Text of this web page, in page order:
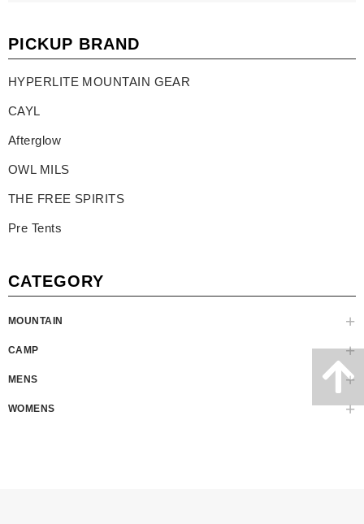
PICKUP BRAND
HYPERLITE MOUNTAIN GEAR
CAYL
Afterglow
OWL MILS
THE FREE SPIRITS
Pre Tents
CATEGORY
MOUNTAIN
CAMP
MENS
WOMENS